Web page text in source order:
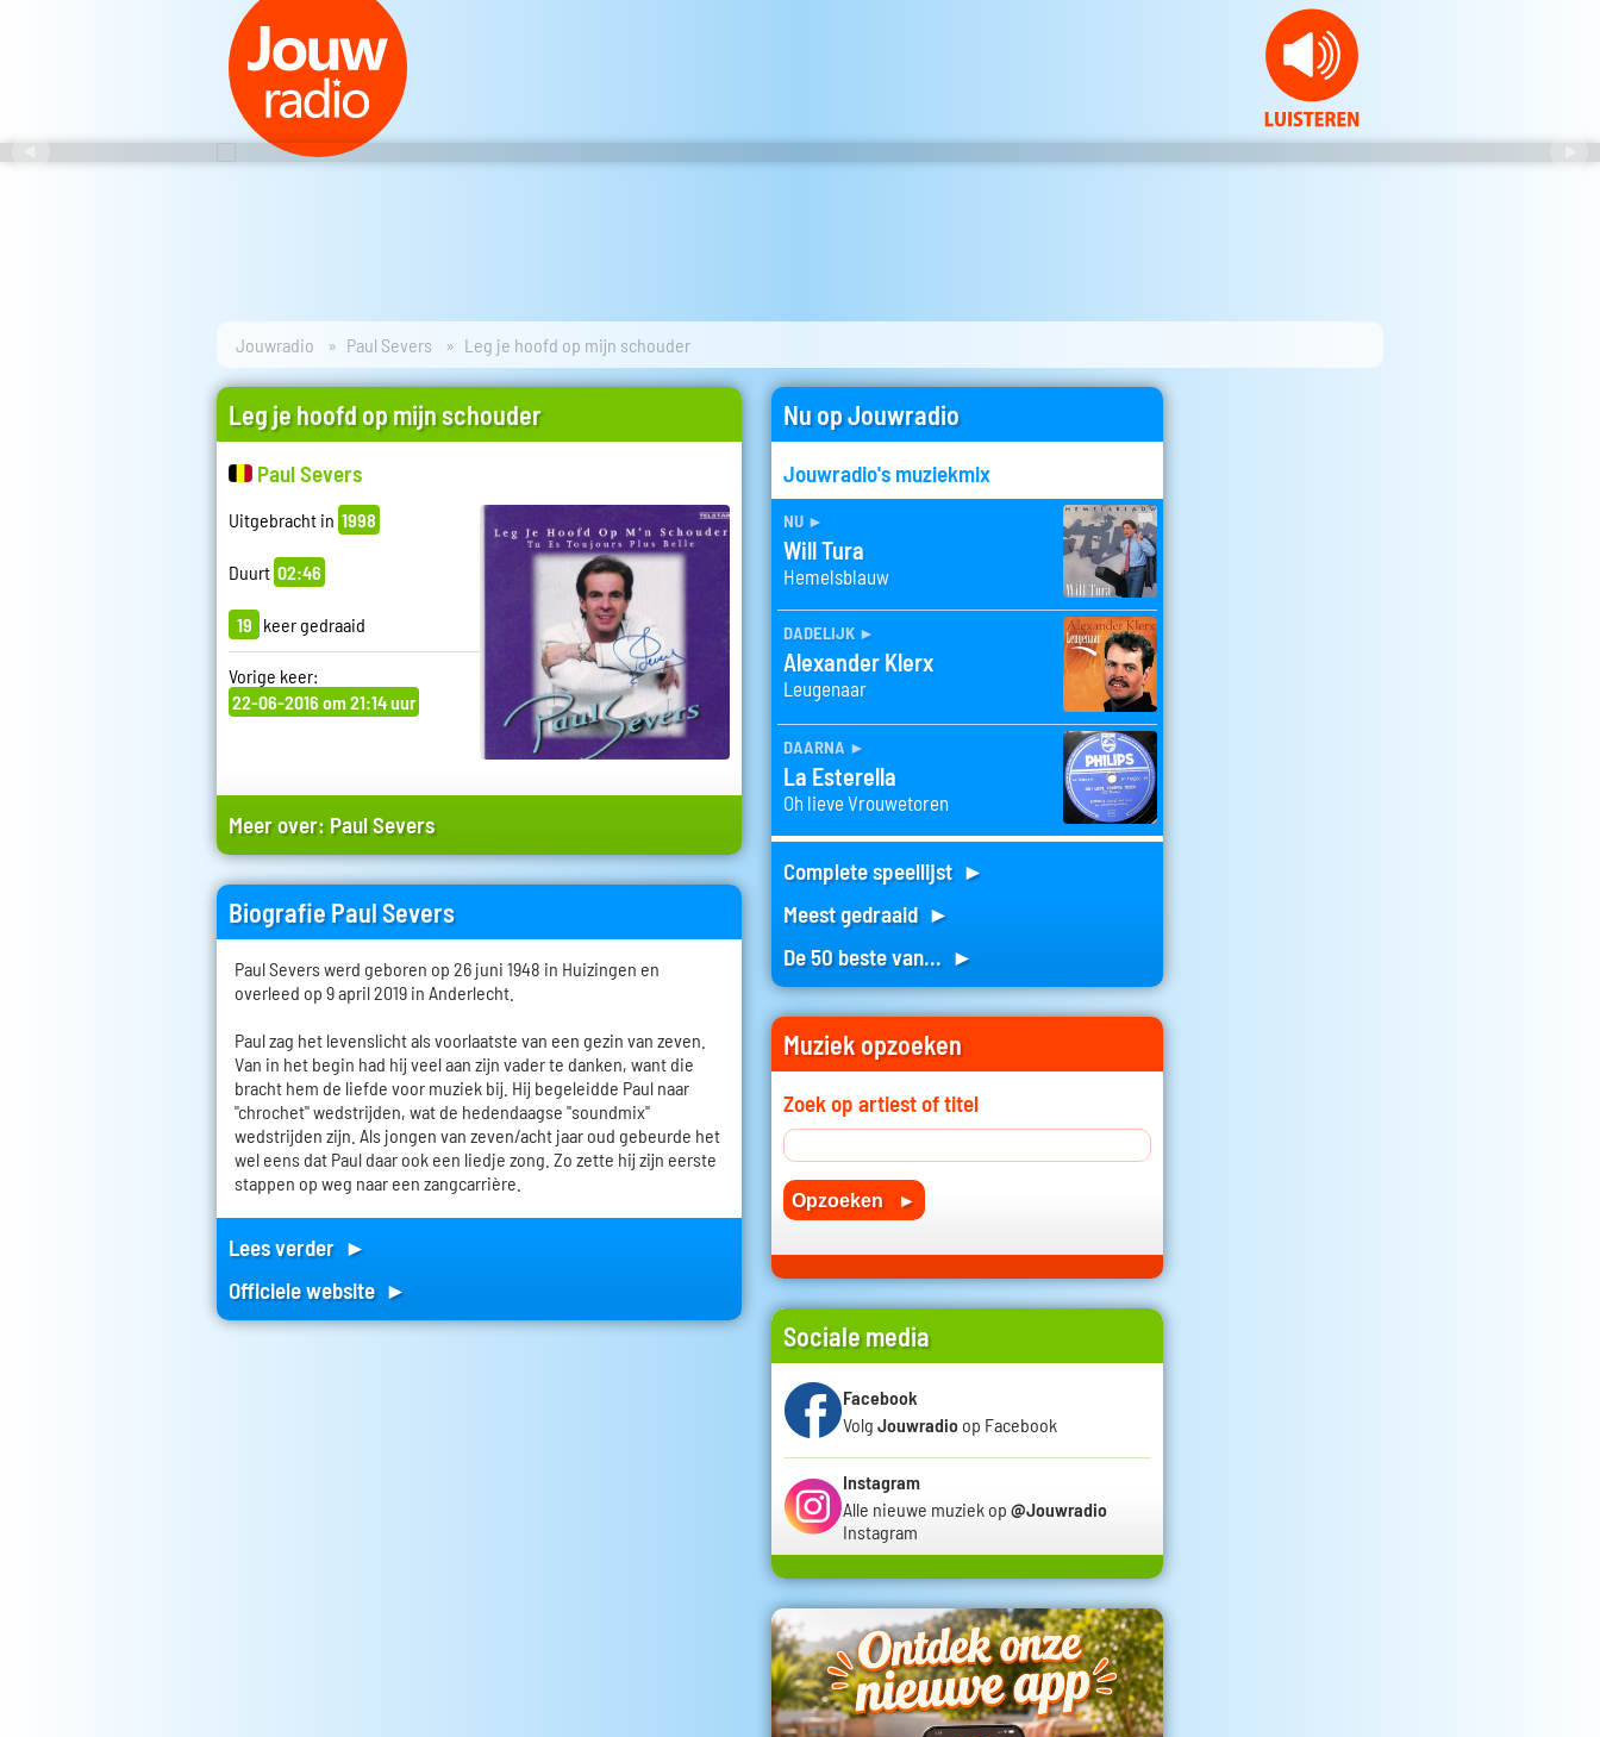
Jouwradio Paul Severs Leg je hoofd op mijn schouder
Leg je hoofd op mijn schouder
Paul Severs
Uitgebracht in 1998
Duurt 02:46
19 keer gedraaid
Vorige keer:
22-06-2016 om 21:14 uur
Meer over: Paul Severs
Biografie Paul Severs
Paul Severs werd geboren op 26 juni 1948 in Huizingen en
overleed op 9 april 2019 in Anderlecht.
Paul zag het levenslicht als voorlaatste van een gezin van zeven.
Van in het begin had hij veel aan zijn vader te danken, want die
bracht hem de liefde voor muziek bij. Hij begeleidde Paul naar
"chrochet" wedstrijden, wat de hedendaagse "soundmix"
wedstrijden zijn. Als jongen van zeven/acht jaar oud gebeurde het
wel eens dat Paul daar ook een liedje zong. Zo zette hij zijn eerste
stappen op weg naar een zangcarrière.
Lees verder ►
Officiele website ►
Nu op Jouwradio
Jouwradio's muziekmix
nu ►
Will Tura
Hemelsblauw
dadelijk ►
Alexander Klerx
Leugenaar
daarna ►
La Esterella
Oh lieve Vrouwetoren
Complete speellijst ►
Meest gedraaid ►
De 50 beste van... ►
Muziek opzoeken
Zoek op artiest of titel
Sociale media
Facebook
Volg Jouwradio op Facebook
Instagram
Alle nieuwe muziek op @Jouwradio
Instagram